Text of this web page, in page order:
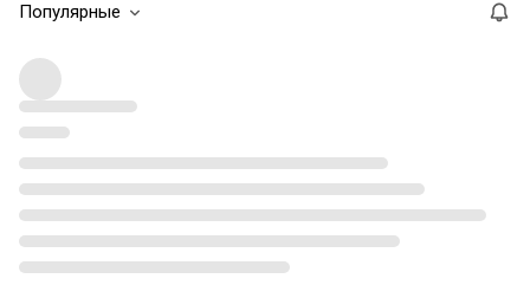
Популярные